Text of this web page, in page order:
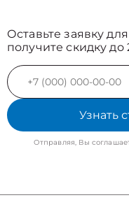
Оставьте заявку
получите скидку до
Узнать
Отправляя, Вы